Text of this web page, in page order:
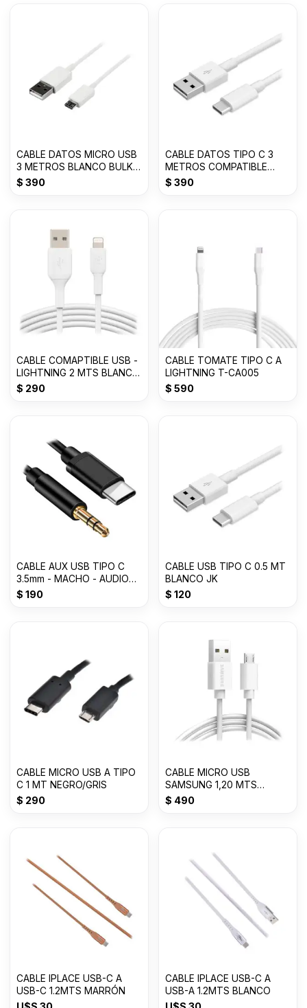
CABLE DATOS MICRO USB
3 METROS BLANCO BULK
JK
$ 390
CABLE DATOS TIPO C 3
METROS COMPATIBLE
BLANCO JK
$ 390
CABLE COMAPTIBLE USB -
LIGHTNING 2 MTS BLANCO
JK
$ 290
CABLE TOMATE TIPO C A
LIGHTNING T-CA005
$ 590
CABLE AUX USB TIPO C
3.5mm - MACHO - AUDIO
-1000mm
$ 190
CABLE USB TIPO C 0.5 MT
BLANCO JK
$ 120
CABLE MICRO USB A TIPO
C 1 MT NEGRO/GRIS
$ 290
CABLE MICRO USB
SAMSUNG 1,20 MTS
BLANCO EP-DG9
$ 490
CABLE IPLACE USB-C A
USB-C 1.2MTS MARRÓN
CABLE IPLACE USB-C A
USB-A 1.2MTS BLANCO